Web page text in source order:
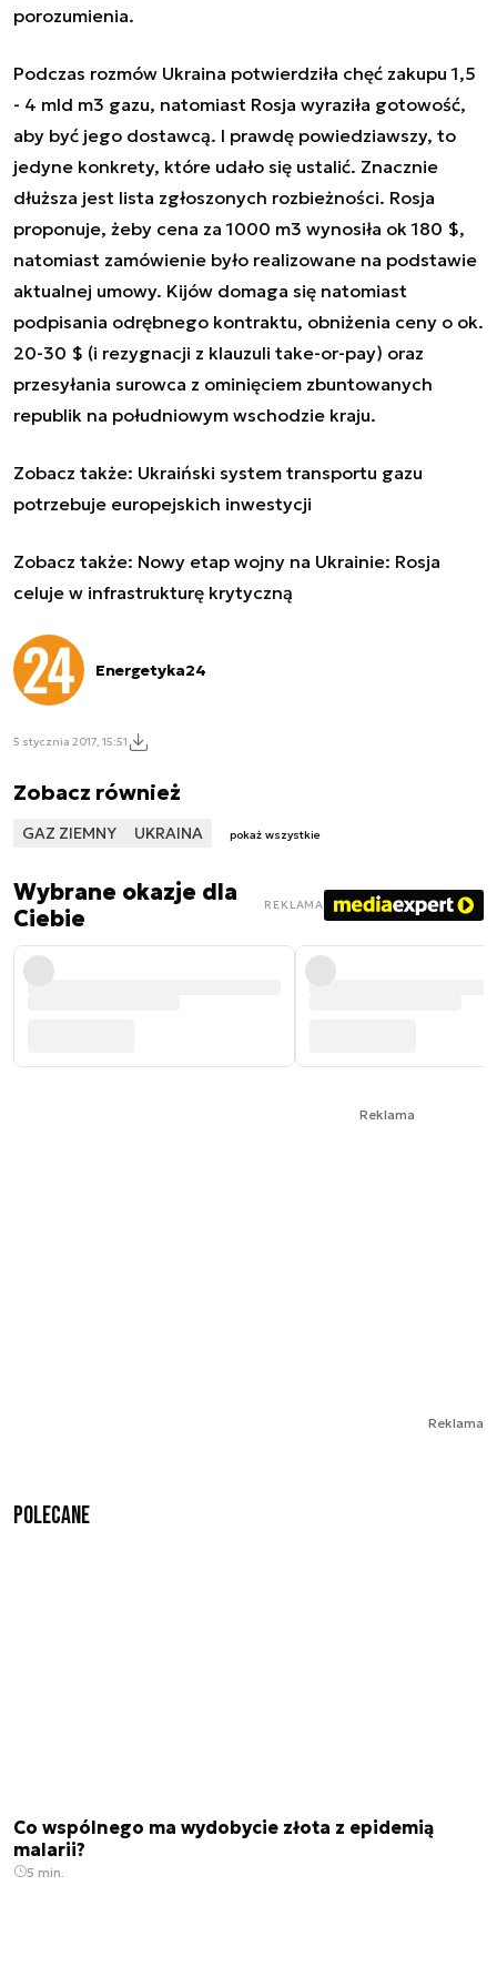
porozumienia.
Podczas rozmów Ukraina potwierdziła chęć zakupu 1,5
- 4 mld m3 gazu, natomiast Rosja wyraziła gotowość,
aby być jego dostawcą. I prawdę powiedziawszy, to
jedyne konkrety, które udało się ustalić. Znacznie
dłuższa jest lista zgłoszonych rozbieżności. Rosja
proponuje, żeby cena za 1000 m3 wynosiła ok 180 $,
natomiast zamówienie było realizowane na podstawie
aktualnej umowy. Kijów domaga się natomiast
podpisania odrębnego kontraktu, obniżenia ceny o ok.
20-30 $ (i rezygnacji z klauzuli take-or-pay) oraz
przesyłania surowca z ominięciem zbuntowanych
republik na południowym wschodzie kraju.
Zobacz także: Ukraiński system transportu gazu
potrzebuje europejskich inwestycji
Zobacz także: Nowy etap wojny na Ukrainie: Rosja
celuje w infrastrukturę krytyczną
Energetyka24
5 stycznia 2017, 15:51
Zobacz również
GAZ ZIEMNY UKRAINA pokaż wszystkie
Wybrane okazje dla
Ciebie
REKLAMA
Reklama
Reklama
Polecane
Co wspólnego ma wydobycie złota z epidemią
malarii?
5 min.